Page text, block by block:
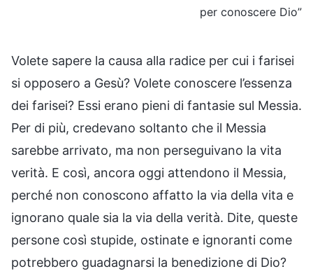
per conoscere Dio”
Volete sapere la causa alla radice per cui i farisei
si opposero a Gesù? Volete conoscere l’essenza
dei farisei? Essi erano pieni di fantasie sul Messia.
Per di più, credevano soltanto che il Messia
sarebbe arrivato, ma non perseguivano la vita
verità. E così, ancora oggi attendono il Messia,
perché non conoscono affatto la via della vita e
ignorano quale sia la via della verità. Dite, queste
persone così stupide, ostinate e ignoranti come
potrebbero guadagnarsi la benedizione di Dio?